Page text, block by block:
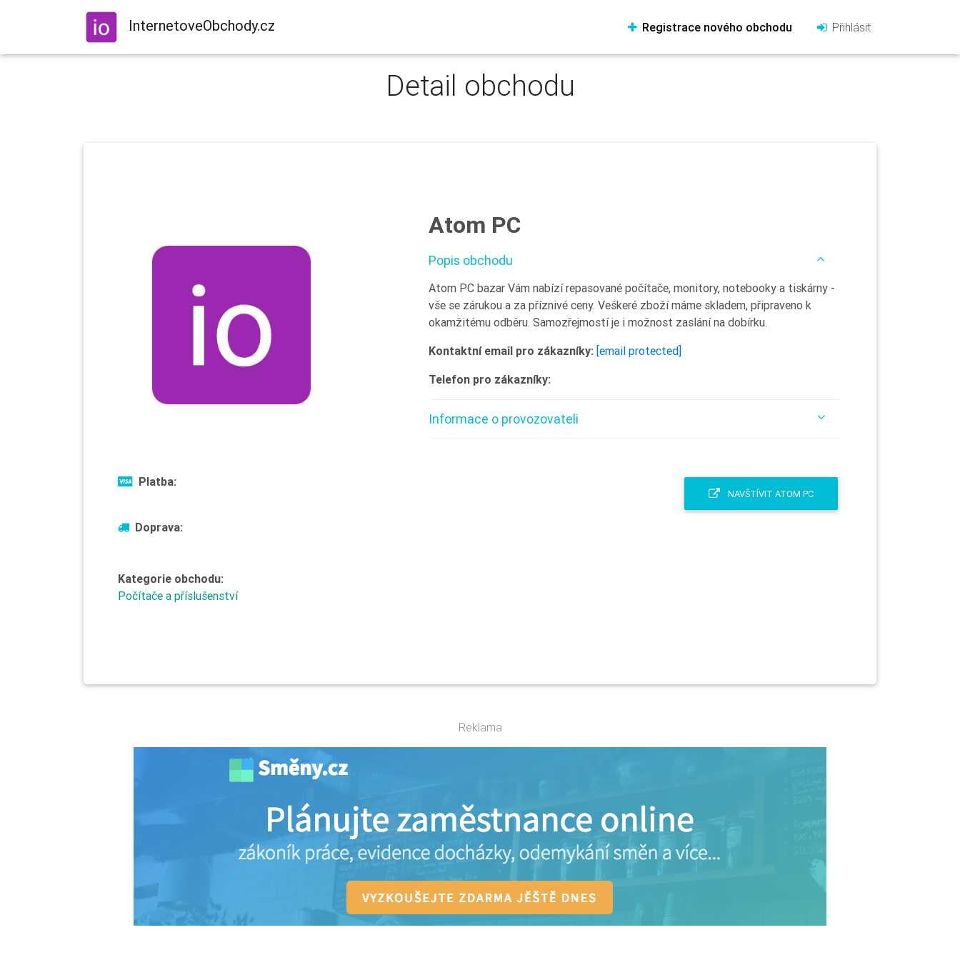
InternetoveObchody.cz Registrace nového obchodu Přihlásit
Detail obchodu
Platba:
Doprava:
Kategorie obchodu:
Počítače a příslušenství
Atom PC
Popis obchodu
Atom PC bazar Vám nabízí repasované počítače, monitory, notebooky a tiskárny -
vše se zárukou a za příznivé ceny. Veškeré zboží máme skladem, připraveno k
okamžitému odběru. Samozřejmostí je i možnost zaslání na dobírku.
Kontaktní email pro zákazníky: [email protected]
Telefon pro zákazníky:
Informace o provozovateli
NAVŠTÍVIT ATOM PC
Reklama